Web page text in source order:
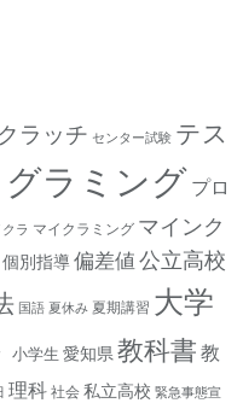
ラッチ センター試験 テス
ラミング プロ
ラ マイクラミング マインク
個別指導偏差値 公立高校
国語 夏休み 夏期講習 大学
小学生 愛知県 教科書 教
理科 社会 私立高校 緊急事態宣